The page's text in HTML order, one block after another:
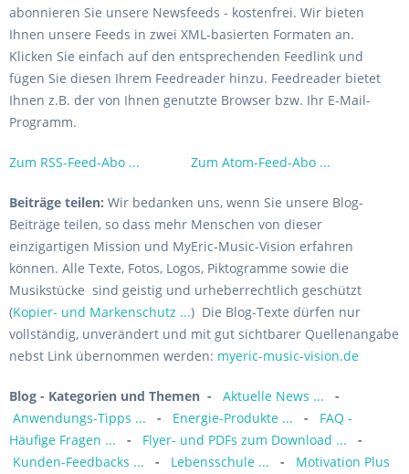
abonnieren Sie unsere Newsfeeds - kostenfrei. Wir bieten
Ihnen unsere Feeds in zwei XML-basierten Formaten an.
Klicken Sie einfach auf den entsprechenden Feedlink und
fügen Sie diesen Ihrem Feedreader hinzu. Feedreader bietet
Ihnen z.B. der von Ihnen genutzte Browser bzw. Ihr E-Mail-
Programm.
Zum RSS-Feed-Abo ... Zum Atom-Feed-Abo ...
Beiträge teilen: Wir bedanken uns, wenn Sie unsere Blog-
Beiträge teilen, so dass mehr Menschen von dieser
einzigartigen Mission und MyEric-Music-Vision erfahren
können. Alle Texte, Fotos, Logos, Piktogramme sowie die
Musikstücke sind geistig und urheberrechtlich geschützt
(Kopier- und Markenschutz ...) Die Blog-Texte dürfen nur
vollständig, unverändert und mit gut sichtbarer Quellenangabe
nebst Link übernommen werden: myeric-music-vision.de
Blog - Kategorien und Themen - Aktuelle News ...
-
Anwendungs-Tipps ... - Energie-Produkte ... -
FAQ -
Häufige Fragen ... - Flyer- und PDFs zum Download ...
-
Kunden-Feedbacks ...
- Lebensschule ... -
Motivation Plus